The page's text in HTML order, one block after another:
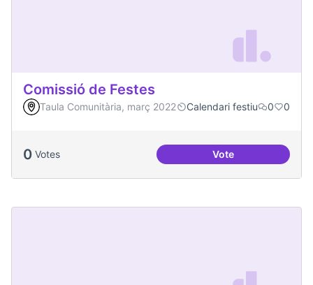
Comissió de Festes
Taula Comunitària, març 2022 Calendari festiu 0 0
0 Votes VoteComissió de